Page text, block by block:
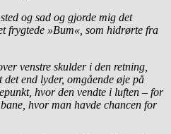
og sad og gjorde mig det
frygtede »Bum«, som hidrørte fra
venstre skulder i den retning,
end lyder, omgående øje på
hvor den vendte i luften – for
hvor man havde chancen for